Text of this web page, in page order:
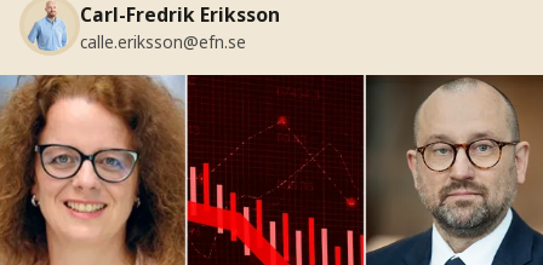
Carl-Fredrik Eriksson
calle.eriksson@efn.se